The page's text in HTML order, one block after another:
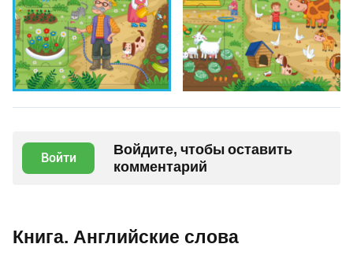
Войти
Войдите, чтобы оставить
комментарий
Книга. Английские слова